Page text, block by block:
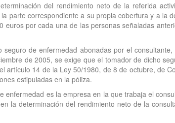
del rendimiento neto de la referida
parte correspondiente a su propia cobertura y a la
por cada una de las personas señaladas
de enfermedad abonadas por el
de 2005, se exige que el tomador de dicho
artículo 14 de la Ley 50/1980, de 8 de octubre, de
estipuladas en la póliza.
enfermedad es la empresa en la que trabaja el
la determinación del rendimiento neto de la